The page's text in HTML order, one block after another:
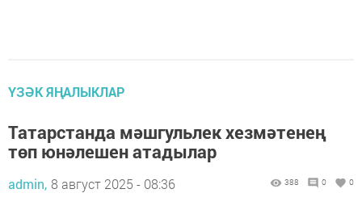
ҮЗӘК ЯҢАЛЫКЛАР
Татарстанда мәшгульлек хезмәтенең
төп юнәлешен атадылар
admin, 8 август 2025 - 08:36 388 0 0